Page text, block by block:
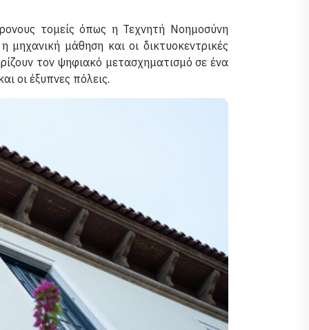
τομείς όπως η Τεχνητή Νοημοσύνη
μάθηση και οι δικτυοκεντρικές
τον ψηφιακό μετασχηματισμό σε ένα
οι έξυπνες πόλεις.